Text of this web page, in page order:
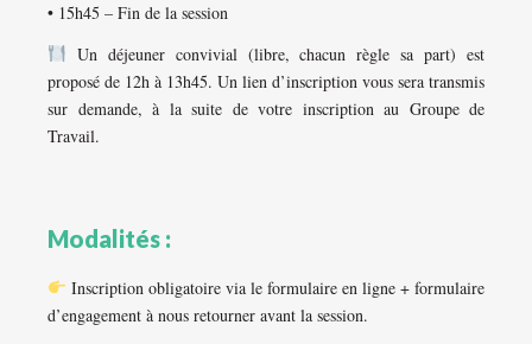
• 15h45 – Fin de la session
Un déjeuner convivial (libre, chacun règle sa part) est
proposé de 12h à 13h45. Un lien d’inscription vous sera transmis
sur demande, à la suite de votre inscription au Groupe de
Travail.
Modalités :
Inscription obligatoire via le formulaire en ligne + formulaire
d’engagement à nous retourner avant la session.